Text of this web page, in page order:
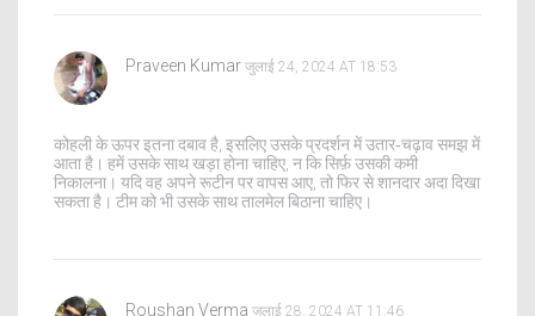
Praveen Kumar जुलाई 24, 2024 AT 18:53
कोहली के ऊपर इतना दबाव है, इसलिए उसके प्रदर्शन में उतार‑चढ़ाव समझ में
आता है। हमें उसके साथ खड़ा होना चाहिए, न कि सिर्फ़ उसकी कमी
निकालना। यदि वह अपने रूटीन पर वापस आए, तो फिर से शानदार अदा दिखा
सकता है। टीम को भी उसके साथ तालमेल बिठाना चाहिए।
Roushan Verma जुलाई 28, 2024 AT 11:46